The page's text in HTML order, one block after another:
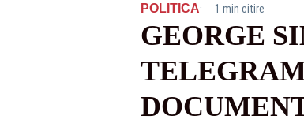
POLITICA· 1 min citire
GEORGE